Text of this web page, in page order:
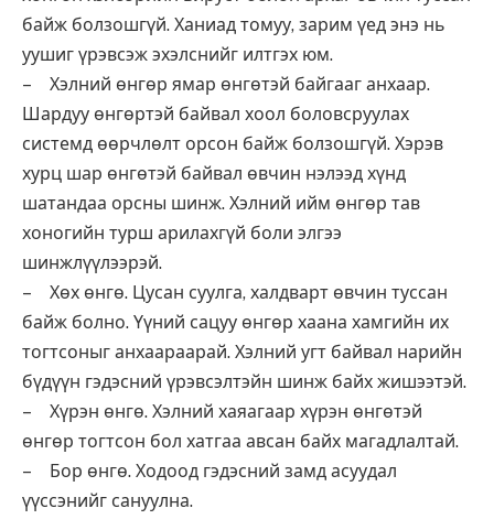
байж болзошгүй. Ханиад томуу, зарим үед энэ нь
уушиг үрэвсэж эхэлснийг илтгэх юм.
– Хэлний өнгөр ямар өнгөтэй байгааг анхаар.
Шардуу өнгөртэй байвал хоол боловсруулах
системд өөрчлөлт орсон байж болзошгүй. Хэрэв
хурц шар өнгөтэй байвал өвчин нэлээд хүнд
шатандаа орсны шинж. Хэлний ийм өнгөр тав
хоногийн турш арилахгүй боли элгээ
шинжлүүлээрэй.
– Хөх өнгө. Цусан суулга, халдварт өвчин туссан
байж болно. Үүний сацуу өнгөр хаана хамгийн их
тогтсоныг анхаараарай. Хэлний угт байвал нарийн
бүдүүн гэдэсний үрэвсэлтэйн шинж байх жишээтэй.
– Хүрэн өнгө. Хэлний хаяагаар хүрэн өнгөтэй
өнгөр тогтсон бол хатгаа авсан байх магадлалтай.
– Бор өнгө. Ходоод гэдэсний замд асуудал
үүссэнийг сануулна.